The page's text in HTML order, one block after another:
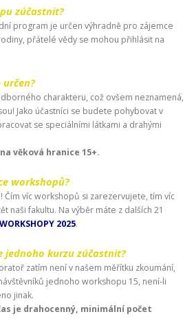
zúčastnit?
program je určen výhradně pro zájemce
přátelé vědy se mohou přihlásit na
charakteru, což ovšem neznamená,
Jako účastníci se budete pohybovat v
se speciálními látkami a drahými
věková hranice 15+.
workshopů?
Čím víc workshopů si zarezervujete, tím víc
naši fakultu. Na výběr máte z dalších 21
WORKSHOPY 2025.
jednoho kurzu zúčastnit?
zatím není v našem měřítku zkoumání,
jednoho workshopu 15, není-li
jinak.
je drahocenný, minimální počet